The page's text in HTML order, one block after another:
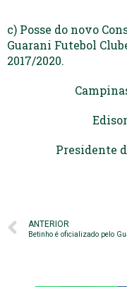
c) Posse do novo
Guarani Futebol
2017/2020.
Presidente
ANTERIOR
Betinho é oficializado pelo